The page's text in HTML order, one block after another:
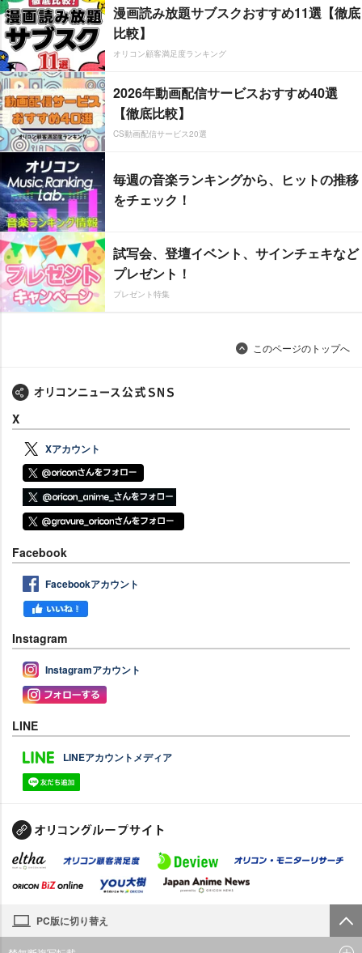
漫画読み放題サブスクおすすめ11選【徹底
比較】
オリコン顧客満足度ランキング
2026年動画配信サービスおすすめ40選
【徹底比較】
CS動画配信サービス20選
毎週の音楽ランキングから、ヒットの推移
をチェック！
試写会、登壇イベント、サインチェキなど
プレゼント！
プレゼント特集
このページのトップへ
X
Xアカウント
Facebook
Facebookアカウント
Instagram
Instagramアカウント
LINE
LINEアカウントメディア
PC版に切り替え